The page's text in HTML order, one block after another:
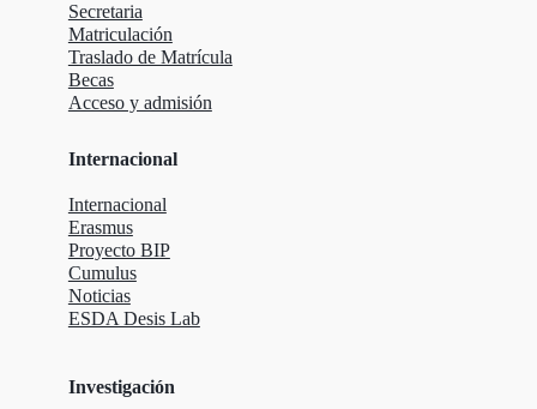
Secretaria
Matriculación
Traslado de Matrícula
Becas
Acceso y admisión
Internacional
Internacional
Erasmus
Proyecto BIP
Cumulus
Noticias
ESDA Desis Lab
Investigación